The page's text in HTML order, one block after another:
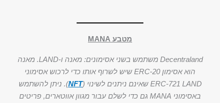
מטבע MANA
Decentraland משתמש בשני אסימונים: מאנה ו-LAND. מאנה
הוא אסימון ERC-20 שיש לשרוף אותו כדי לרכוש אסימוני
ERC-721 LAND שאינם ניתנים לשינוי (
NFT). ניתן להשתמש
באסימוני MANA גם כדי לשלם עבור מגוון אווטארים, פריטים